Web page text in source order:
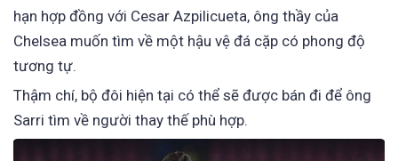
hạn hợp đồng với Cesar Azpilicueta, ông thầy của
Chelsea muốn tìm về một hậu vệ đá cặp có phong độ
tương tự.
Thậm chí, bộ đôi hiện tại có thể sẽ được bán đi để ông
Sarri tìm về người thay thế phù hợp.